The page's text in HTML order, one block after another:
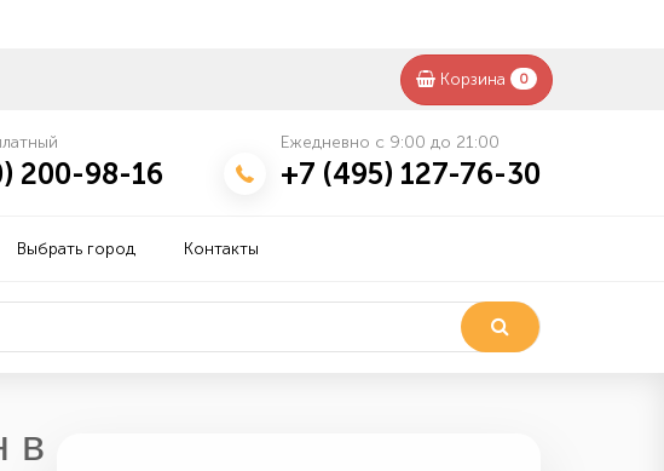
Корзина 0
200-98-16
Ежедневно с 9:00 до 21:00
+7 (495) 127-76-30
Выбрать город Контакты
в